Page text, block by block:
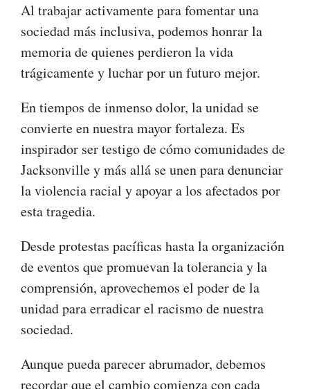
Al trabajar activamente para fomentar una
sociedad más inclusiva, podemos honrar la
memoria de quienes perdieron la vida
trágicamente y luchar por un futuro mejor.
En tiempos de inmenso dolor, la unidad se
convierte en nuestra mayor fortaleza. Es
inspirador ser testigo de cómo comunidades de
Jacksonville y más allá se unen para denunciar
la violencia racial y apoyar a los afectados por
esta tragedia.
Desde protestas pacíficas hasta la organización
de eventos que promuevan la tolerancia y la
comprensión, aprovechemos el poder de la
unidad para erradicar el racismo de nuestra
sociedad.
Aunque pueda parecer abrumador, debemos
recordar que el cambio comienza con cada